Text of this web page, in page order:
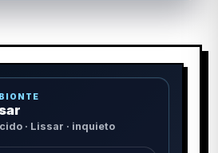
· Lissar · inquieto